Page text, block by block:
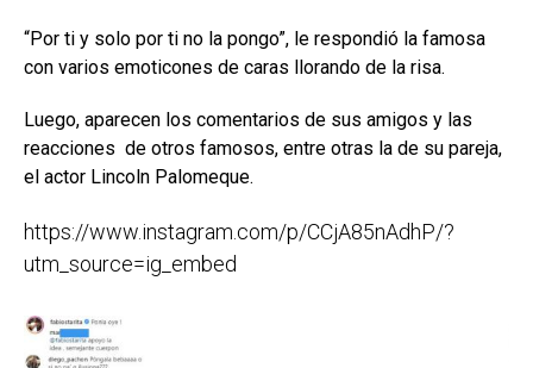
“Por ti y solo por ti no la pongo”, le respondió la famosa
con varios emoticones de caras llorando de la risa.
Luego, aparecen los comentarios de sus amigos y las
reacciones de otros famosos, entre otras la de su pareja,
el actor Lincoln Palomeque.
https://www.instagram.com/p/CCjA85nAdhP/?
utm_source=ig_embed